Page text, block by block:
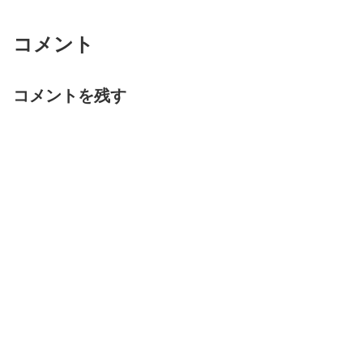
コメント
コメントを残す